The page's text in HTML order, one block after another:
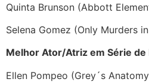
Quinta Brunson (Abbott
Selena Gomez (Only Murders
Melhor Ator/Atriz em Série de
Ellen Pompeo (Grey´s